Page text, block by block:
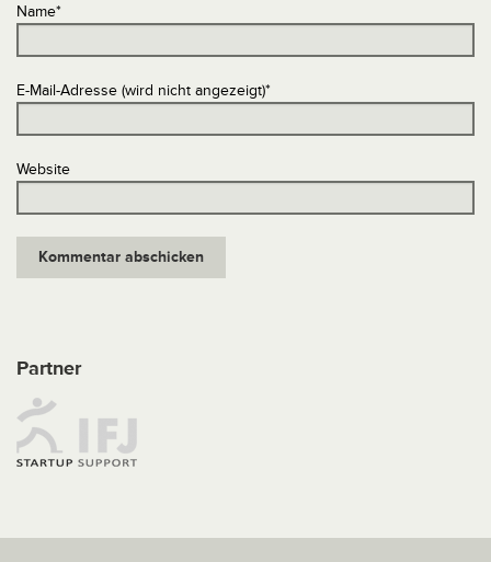
Name*
E-Mail-Adresse (wird nicht angezeigt)*
Website
Partner